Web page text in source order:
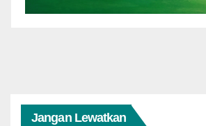
Jangan Lewatkan